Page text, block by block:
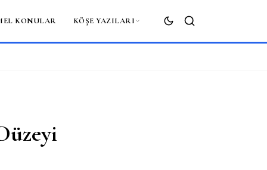
KONULAR KÖŞE YAZILARI
ARA